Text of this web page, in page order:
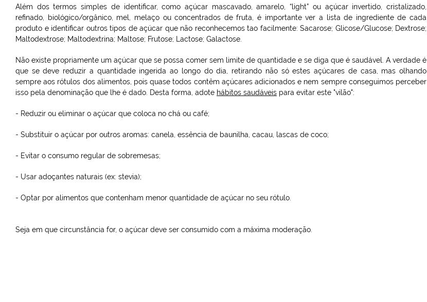
Além dos termos simples de identificar, como açúcar mascavado, amarelo, “light” ou açúcar invertido, cristalizado,
refinado, biológico/orgânico, mel, melaço ou concentrados de fruta, é importante ver a lista de ingrediente de cada
produto e identificar outros tipos de açúcar que não reconhecemos tao facilmente: Sacarose; Glicose/Glucose; Dextrose;
Maltodextrose; Maltodextrina; Maltose; Frutose; Lactose; Galactose.
Não existe propriamente um açúcar que se possa comer sem limite de quantidade e se diga que é saudável. A verdade é
que se deve reduzir a quantidade ingerida ao longo do dia, retirando não só estes açúcares de casa, mas olhando
sempre aos rótulos dos alimentos, pois quase todos contêm açúcares adicionados e nem sempre conseguimos perceber
isso pela denominação que lhe é dado. Desta forma, adote hábitos saudáveis para evitar este "vilão":
- Reduzir ou eliminar o açúcar que coloca no chá ou café;
- Substituir o açúcar por outros aromas: canela, essência de baunilha, cacau, lascas de coco;
- Evitar o consumo regular de sobremesas;
- Usar adoçantes naturais (ex: stevia);
- Optar por alimentos que contenham menor quantidade de açúcar no seu rótulo.
Seja em que circunstância for, o açúcar deve ser consumido com a máxima moderação.